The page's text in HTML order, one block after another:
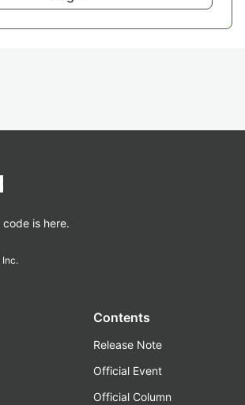
is here.
Inc.
Contents
Release Note
Official Event
Official Column